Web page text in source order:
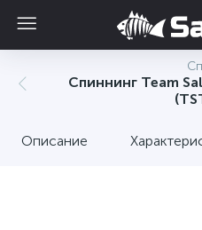
Спиннинг Team
Описание